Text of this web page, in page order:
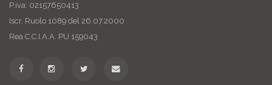
P.iva: 02157650413
Iscr. Ruolo 1089 del 26.07.2000
Rea C.C.I.A.A. PU 159043